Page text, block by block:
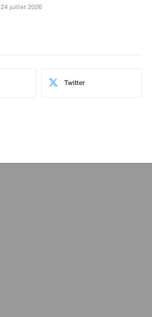
24 juillet 2026
Twitter